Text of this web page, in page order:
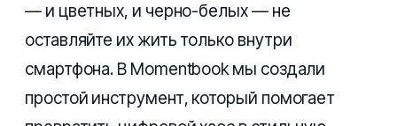
— и цветных, и черно-белых — не
оставляйте их жить только внутри
смартфона. В Momentbook мы создали
простой инструмент, который помогает